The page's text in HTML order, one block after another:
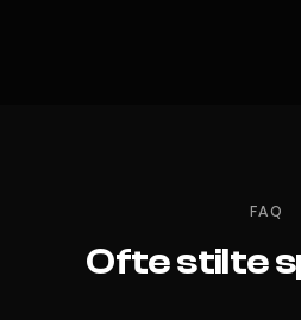
FAQ
Ofte stilte